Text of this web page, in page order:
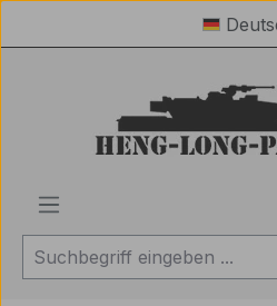
Zum Hauptinhalt springen